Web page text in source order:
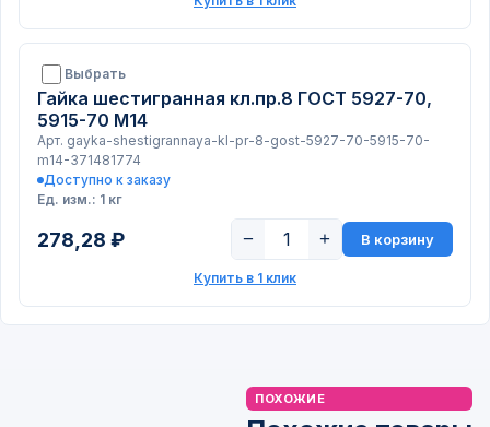
Выбрать
Гайка шестигранная кл.пр.8 ГОСТ 5927-70,
5915-70 М14
Арт. gayka-shestigrannaya-kl-pr-8-gost-5927-70-5915-70-
m14-371481774
Доступно к заказу
Ед. изм.: 1 кг
278,28 ₽ − + В корзину
Купить в 1 клик
ПОХОЖИЕ